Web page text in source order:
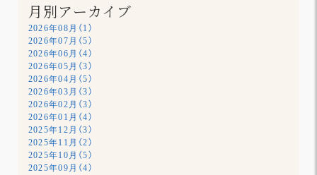
月別アーカイブ
2026年08月（1）
2026年07月（5）
2026年06月（4）
2026年05月（3）
2026年04月（5）
2026年03月（3）
2026年02月（3）
2026年01月（4）
2025年12月（3）
2025年11月（2）
2025年10月（5）
2025年09月（4）